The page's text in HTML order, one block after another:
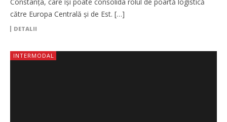
Constanța, care își poate consolida rolul de poartă logistică
către Europa Centrală și de Est. […]
DETALII
INTERMODAL